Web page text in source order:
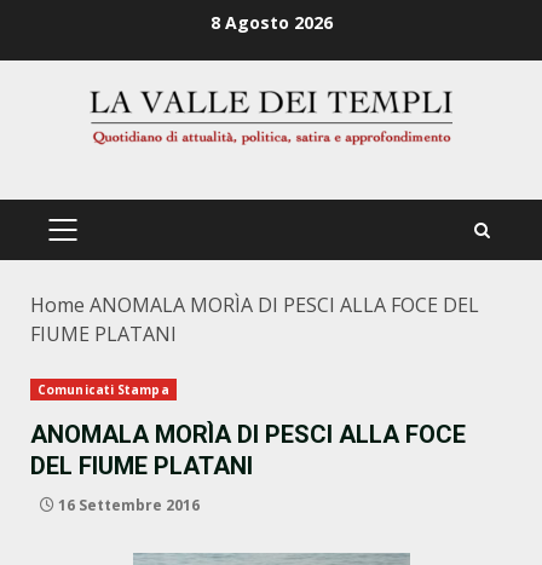
8 Agosto 2026
PRIMÄRES
Home ANOMALA MORÌA DI PESCI ALLA FOCE DEL
FIUME PLATANI
Comunicati Stampa
ANOMALA MORÌA DI PESCI ALLA FOCE
DEL FIUME PLATANI
16 Settembre 2016